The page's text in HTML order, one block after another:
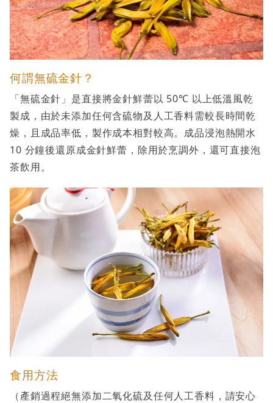
何謂無硫金針？
「無硫金針」是直接將金針鮮蕾以 50℃ 以上低溫風乾
製成，由於未添加任何含硫物及人工香料需較長時間乾
燥，且成品率低，製作成本相對較高。成品浸泡熱開水
10 分鐘後還原成金針鮮蕾，除用於烹調外，還可直接泡
茶飲用。
食用方法
（產銷過程絕無添加二氧化硫及任何人工香料，請安心